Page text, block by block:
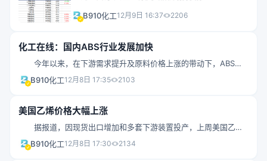
区仍在经历着新冠肺炎疫情第二波爆发和持续失业的困扰，相对于
新冠肺炎疫情前需求水平，全球聚乙烯整体需求疲软预计将持续下
能将在2021年底前投产
B910化工12月9日 16:37 2206
化工在线：国内ABS行业发展加快
今年以来，在下游需求提升及原料价格上涨的带动下，ABS价
格呈现不断上扬趋势，截止稿前，华东地区吉化0215A价格收于
17900元/吨，年内收涨46.7%，在塑料产品中位列榜首。 众所
全球疫情的加重使得国外部分地区采取居家办公及上学制度，相关
的笔记本电脑需求增加。此外，随着人们居家时间的提升，电视、
冰箱等家电行业需求同样火爆。据统计，今年前三季度国内笔记本
B910化工12月8日 17:35 2103
美国乙烯价格大幅上涨
据报道，因现货出口增加和多套下游装置投产，上周美国乙烯
价格大幅上涨。 12月MtB-NOVA乙烯价格为22.5美分/磅，12
月 MtB-EPC乙烯价格为23.5美分/磅，12月 Choctaw乙烯价格为
B910化工12月8日 17:30 2134